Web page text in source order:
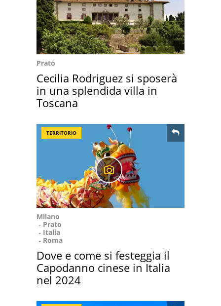
Prato
Cecilia Rodriguez si sposerà
in una splendida villa in
Toscana
TERRITORIO
Milano
Prato
Italia
Roma
Dove e come si festeggia il
Capodanno cinese in Italia
nel 2024